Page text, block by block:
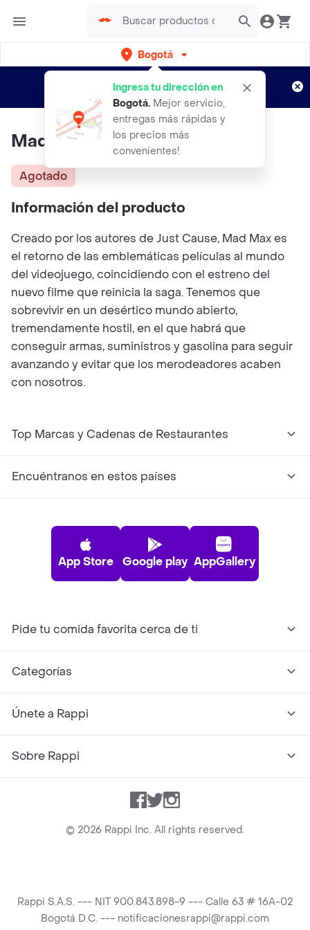
Bogotá
Ingresa tu dirección en
Bogotá. Mejor servicio,
entregas más rápidas y
los precios más
convenientes!
envíos gratis por semanas
Aplican TyC
Mad Max Xbox One
Agotado
Información del producto
Creado por los autores de Just Cause, Mad Max es
el retorno de las emblemáticas películas al mundo
del videojuego, coincidiendo con el estreno del
nuevo filme que reinicia la saga. Tenemos que
sobrevivir en un desértico mundo abierto,
tremendamente hostil, en el que habrá que
conseguir armas, suministros y gasolina para seguir
avanzando y evitar que los merodeadores acaben
con nosotros.
Top Marcas y Cadenas de Restaurantes
Encuéntranos en estos países
App Store Google play AppGallery
Pide tu comida favorita cerca de ti
Categorías
Únete a Rappi
Sobre Rappi
Facebook
TwitterInstagram
© 2026 Rappi Inc. All rights reserved.
Rappi S.A.S. --- NIT 900.843.898-9 --- Calle 63 # 16A-02
Bogotá D.C. --- notificacionesrappi@rappi.com